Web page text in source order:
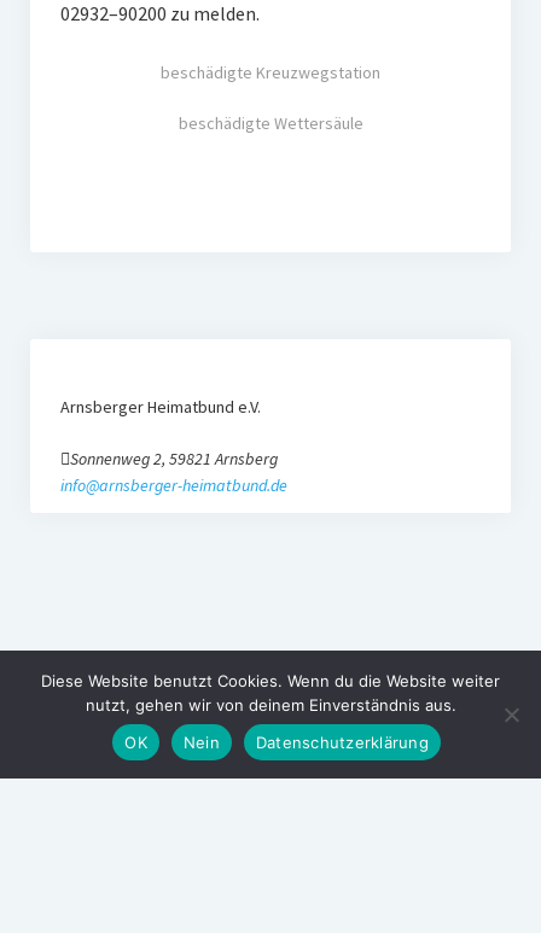
02932–90200 zu melden.
beschädigte Kreuzwegstation
beschädigte Wettersäule
Arnsberger Heimatbund e.V.
Sonnenweg 2, 59821 Arnsberg
info@arnsberger-heimatbund.de
Diese Website benutzt Cookies. Wenn du die Website weiter
nutzt, gehen wir von deinem Einverständnis aus.
OK
Nein Datenschutzerklärung